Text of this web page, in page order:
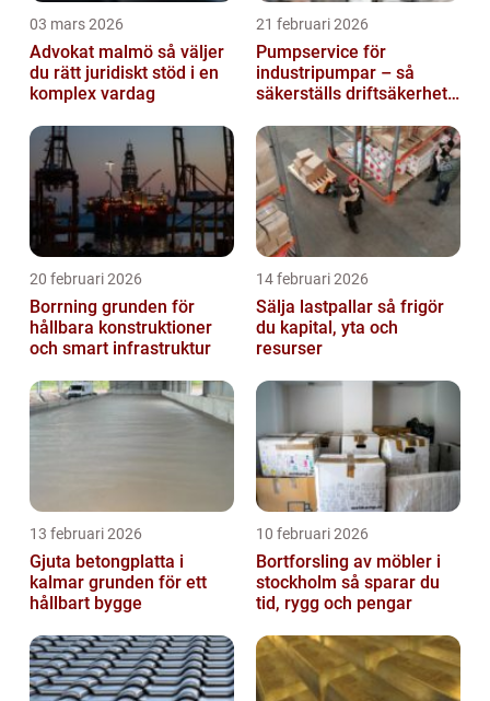
03 mars 2026
Advokat malmö så väljer
du rätt juridiskt stöd i en
komplex vardag
21 februari 2026
Pumpservice för
industripumpar – så
säkerställs driftsäkerhet
20 februari 2026
Borrning grunden för
hållbara konstruktioner
och smart infrastruktur
14 februari 2026
Sälja lastpallar så frigör
du kapital, yta och
resurser
13 februari 2026
Gjuta betongplatta i
kalmar grunden för ett
hållbart bygge
10 februari 2026
Bortforsling av möbler i
stockholm så sparar du
tid, rygg och pengar